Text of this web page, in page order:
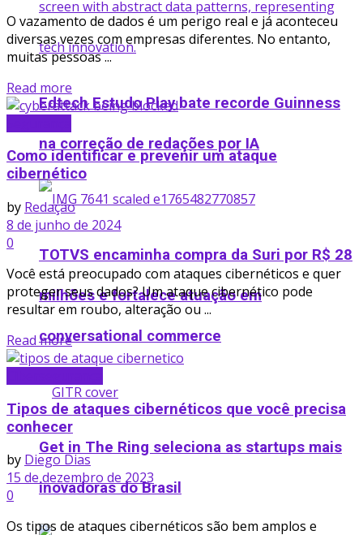
Edtech Estudo Play bate recorde Guinness
na correção de redações por IA
TOTVS encaminha compra da Suri por R$ 28
milhões e fortalece atuação em
conversational commerce
Get in The Ring seleciona as startups mais
inovadoras do Brasil
O vazamento de dados é um perigo real e já aconteceu
diversas vezes com empresas diferentes. No entanto,
muitas pessoas ...
Read more
Como identificar e prevenir um ataque
cibernético
by Redação
8 de junho de 2024
0
Você está preocupado com ataques cibernéticos e quer
proteger seus dados? Um ataque cibernético pode
resultar em roubo, alteração ou ...
Read more
Tipos de ataques cibernéticos que você precisa
conhecer
by Diego Dias
15 de dezembro de 2023
0
Os tipos de ataques cibernéticos são bem amplos e